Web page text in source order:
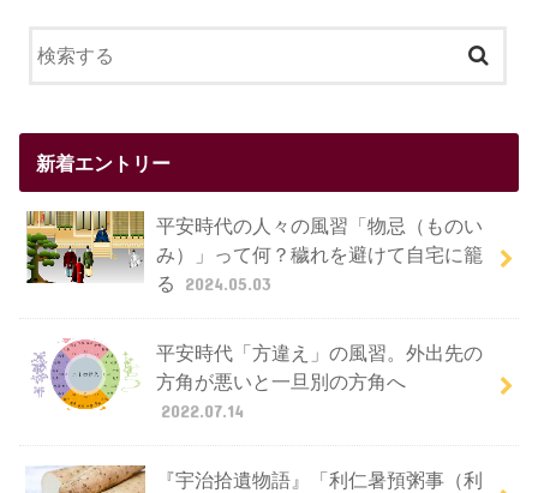
新着エントリー
平安時代の人々の風習「物忌（ものい
み）」って何？穢れを避けて自宅に籠
る
2024.05.03
平安時代「方違え」の風習。外出先の
方角が悪いと一旦別の方角へ
2022.07.14
『宇治拾遺物語』「利仁暑預粥事（利